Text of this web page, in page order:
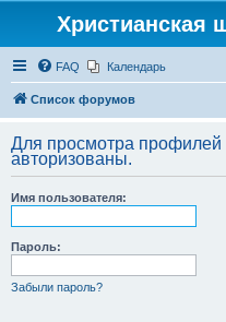
Христианская
FAQ Календарь
Список форумов
Для просмотра
авторизованы.
Имя пользователя:
Пароль:
Забыли пароль?